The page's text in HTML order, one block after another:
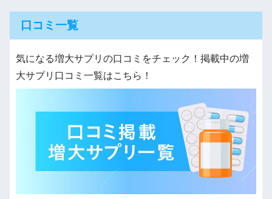
口コミ一覧
気になる増大サプリの口コミをチェック！掲載中の増
大サプリ口コミ一覧はこちら！